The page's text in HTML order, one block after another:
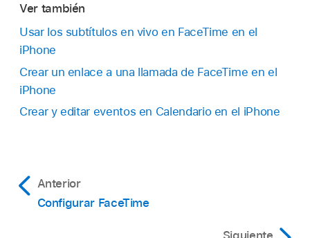
Ver también
Usar los subtítulos en vivo en FaceTime en el
iPhone
Crear un enlace a una llamada de FaceTime en el
iPhone
Crear y editar eventos en Calendario en el iPhone
Anterior
Configurar FaceTime
Siguiente